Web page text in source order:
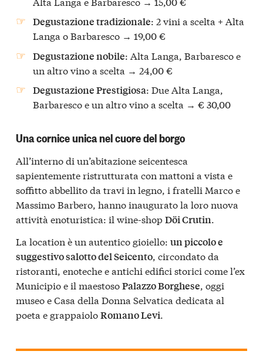
Degustazione tradizionale: 2 vini a scelta + Alta
Langa o Barbaresco → 19,00 €
Degustazione nobile: Alta Langa, Barbaresco e
un altro vino a scelta → 24,00 €
Degustazione Prestigiosa: Due Alta Langa,
Barbaresco e un altro vino a scelta → € 30,00
Una cornice unica nel cuore del borgo
All’interno di un’abitazione seicentesca
sapientemente ristrutturata con mattoni a vista e
soffitto abbellito da travi in legno, i fratelli Marco e
Massimo Barbero, hanno inaugurato la loro nuova
attività enoturistica: il wine-shopDöi Crutin.
La location è un autentico gioiello: un piccolo e
suggestivo salotto del Seicento, circondato da
ristoranti, enoteche e antichi edifici storici come l’ex
Municipio e il maestosoPalazzo Borghese, oggi
museo e Casa della Donna Selvatica dedicata al
poeta e grappaioloRomano Levi.